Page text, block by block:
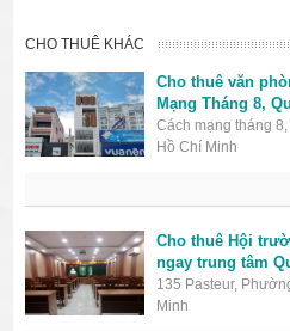
CHO THUÊ KHÁC
Cho thuê văn
Mạng Tháng 8,
Cách mạng tháng
Hồ Chí Minh
Cho thuê Hội
ngay trung tâm
135 Pasteur,
Minh